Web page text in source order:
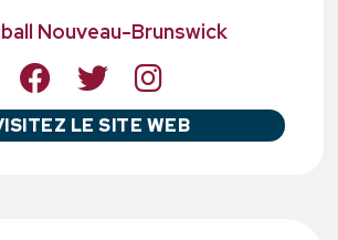
Nouveau-Brunswick
LE SITE WEB